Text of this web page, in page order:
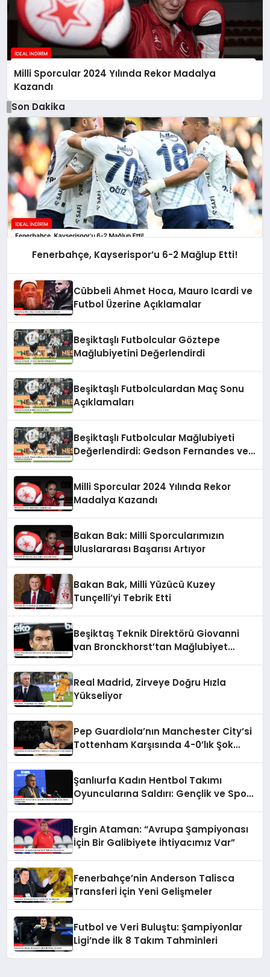
Milli Sporcular 2024 Yılında Rekor Madalya
Kazandı
Son Dakika
Fenerbahçe, Kayserispor’u 6-2 Mağlup Etti!
Cübbeli Ahmet Hoca, Mauro Icardi ve
Futbol Üzerine Açıklamalar
Beşiktaşlı Futbolcular Göztepe
Mağlubiyetini Değerlendirdi
Beşiktaşlı Futbolculardan Maç Sonu
Açıklamaları
Beşiktaşlı Futbolcular Mağlubiyeti
Değerlendirdi: Gedson Fernandes ve
Milli Sporcular 2024 Yılında Rekor
Madalya Kazandı
Bakan Bak: Milli Sporcularımızın
Uluslararası Başarısı Artıyor
Bakan Bak, Milli Yüzücü Kuzey
Tunçelli’yi Tebrik Etti
Beşiktaş Teknik Direktörü Giovanni
van Bronckhorst’tan Mağlubiyet
Real Madrid, Zirveye Doğru Hızla
Yükseliyor
Pep Guardiola’nın Manchester City’si
Tottenham Karşısında 4-0’lık Şok
Şanlıurfa Kadın Hentbol Takımı
Oyuncularına Saldırı: Gençlik ve Spor
Ergin Ataman: “Avrupa Şampiyonası
İçin Bir Galibiyete İhtiyacımız Var”
Fenerbahçe’nin Anderson Talisca
Transferi İçin Yeni Gelişmeler
Futbol ve Veri Buluştu: Şampiyonlar
Ligi’nde İlk 8 Takım Tahminleri